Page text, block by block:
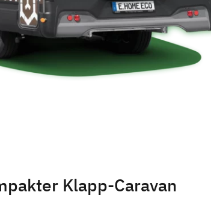
Klapp-Caravan